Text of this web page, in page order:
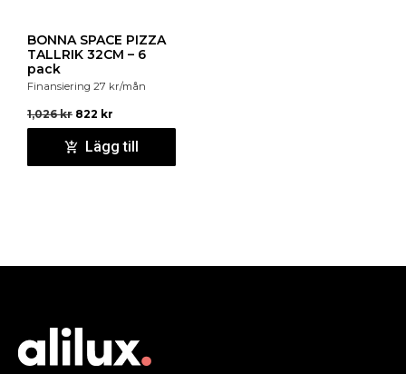
BONNA SPACE PIZZA
TALLRIK 32CM – 6
pack
Finansiering 27 kr/mån
1,026kr 822 kr
Lägg till